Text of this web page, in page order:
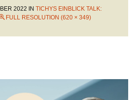
2022 IN TICHYS EINBLICK TALK:
FULL RESOLUTION (620 × 349)